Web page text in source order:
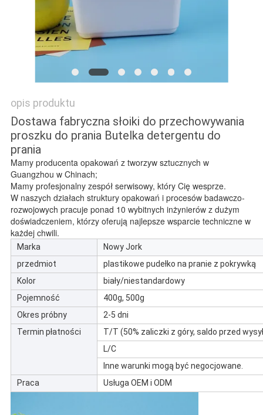
opis produktu
Dostawa fabryczna słoiki do przechowywania
proszku do prania Butelka detergentu do
prania
Mamy producenta opakowań z tworzyw sztucznych w
Guangzhou w Chinach;
Mamy profesjonalny zespół serwisowy, który Cię wesprze.
W naszych działach struktury opakowań i procesów badawczo-
rozwojowych pracuje ponad 10 wybitnych inżynierów z dużym
doświadczeniem, którzy oferują najlepsze wsparcie techniczne w
każdej chwili.
Marka
Nowy Jork
przedmiot
plastikowe pudełko na pranie z pokrywką
Kolor
biały/niestandardowy
Pojemność
400g, 500g
Okres próbny
2-5 dni
Termin płatności
T/T (50% zaliczki z góry, saldo przed
L/C
Inne warunki mogą być negocjowane.
Praca
Usługa OEM i ODM